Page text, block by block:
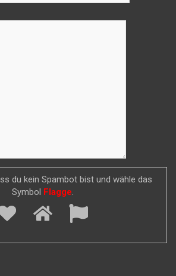
du kein Spambot bist und wähle das
Symbol Flagge.